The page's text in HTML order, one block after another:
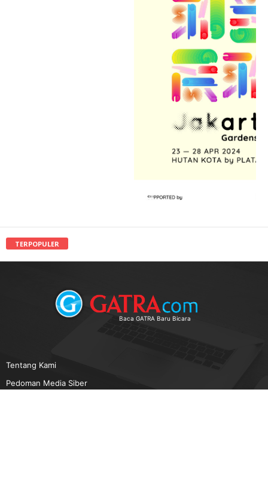
TERPOPULER
Baca GATRA Baru Bicara
Tentang Kami
Pedoman Media Siber